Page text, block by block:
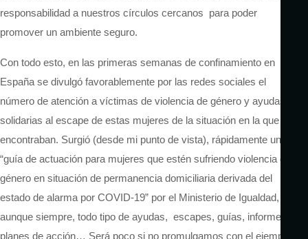
responsabilidad a nuestros círculos cercanos para poder
promover un ambiente seguro.
Con todo esto, en las primeras semanas de confinamiento en
España se divulgó favorablemente por las redes sociales el
número de atención a víctimas de violencia de género y ayudas
solidarias al escape de estas mujeres de la situación en la que se
encontraban. Surgió (desde mi punto de vista), rápidamente una
“guía de actuación para mujeres que estén sufriendo violencia de
género en situación de permanencia domiciliaria derivada del
estado de alarma por COVID-19” por el Ministerio de Igualdad,
aunque siempre, todo tipo de ayudas, escapes, guías, informes,
planes de acción… Será poco si no promulgamos con el ejemplo,